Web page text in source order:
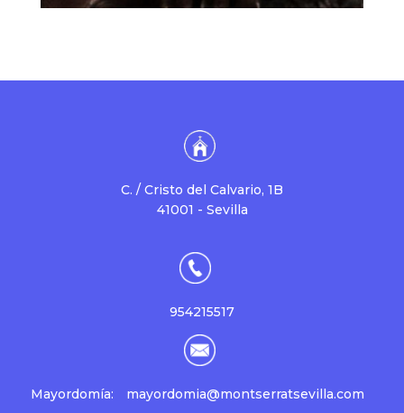
C. / Cristo del Calvario, 1B
41001 - Sevilla
954215517
Mayordomía:
mayordomia@montserratsevilla.com